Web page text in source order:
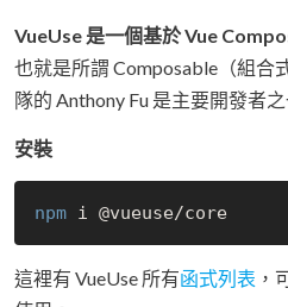
VueUse 是一個基於 Vue
也就是所謂 Composable（組合
隊的 Anthony Fu 是主要開發者之
安裝
npm i @vueuse/core
這裡有 VueUse 所有函式列表 ，